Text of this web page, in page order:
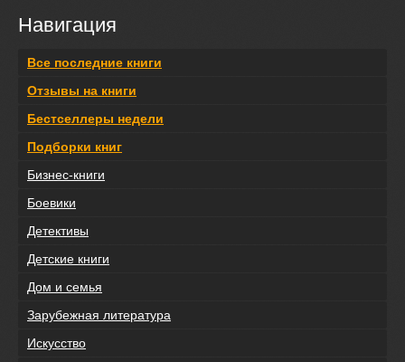
Навигация
Все последние книги
Отзывы на книги
Бестселлеры недели
Подборки книг
Бизнес-книги
Боевики
Детективы
Детские книги
Дом и семья
Зарубежная литература
Искусство